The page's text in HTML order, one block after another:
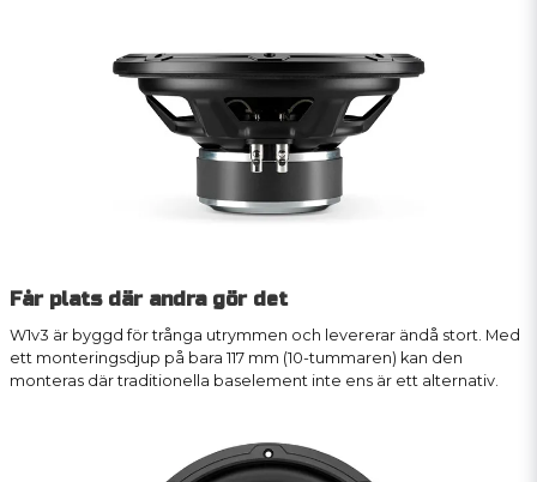
Får plats där andra gör det
W1v3 är byggd för trånga utrymmen och levererar ändå stort. Med
ett monteringsdjup på bara 117 mm (10-tummaren) kan den
monteras där traditionella baselement inte ens är ett alternativ.